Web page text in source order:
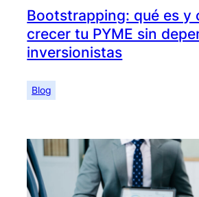
Bootstrapping: qué es y
crecer tu PYME sin
inversionistas
Blog